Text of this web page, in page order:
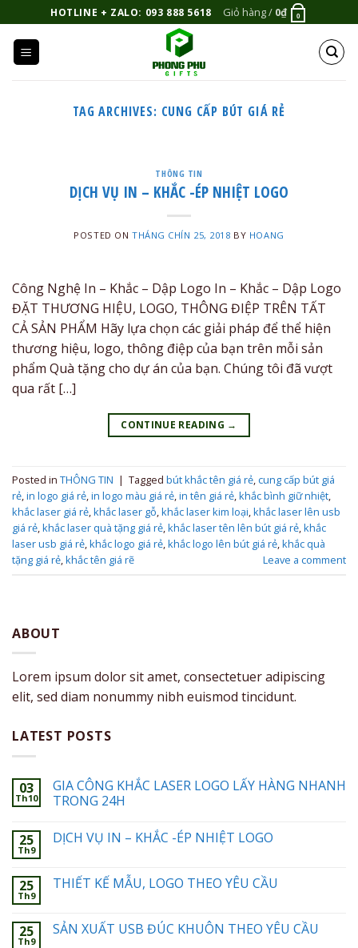
qua
dung
HOTLINE + ZALO: 093 888 5618 Giỏ hàng / 0₫ 0
TAG ARCHIVES: CUNG CẤP BÚT GIÁ RẺ
THÔNG TIN
DỊCH VỤ IN – KHẮC -ÉP NHIỆT LOGO
POSTED ON THÁNG CHÍN 25, 2018 BY HOANG
Công Nghệ In – Khắc – Dập Logo In – Khắc – Dập Logo
ĐẶT THƯƠNG HIỆU, LOGO, THÔNG ĐIỆP TRÊN TẤT
CẢ SẢN PHẨM Hãy lựa chọn các giải pháp để thể hiện
thương hiệu, logo, thông điệp của bạn trên mỗi sản
phẩm Quà tặng cho dự án của bạn. Chúng tôi đã vượt
qua rất […]
CONTINUE READING →
Posted in THÔNG TIN | Tagged bút khắc tên giá rẻ,cung cấp bút giá
rẻ,in logo giá rẻ,in logo màu giá rẻ,in tên giá rẻ,khắc bình giữ nhiệt,
khắc laser giá rẻ,khắc laser gỗ,khắc laser kim loại,khắc laser lên usb
giá rẻ,khắc laser quà tặng giá rẻ,khắc laser tên lên bút giá rẻ,khắc
laser usb giá rẻ,khắc logo giá rẻ,khắc logo lên bút giá rẻ,khắc quà
tặng giá rẻ,khắc tên giá rẽ Leave a comment
ABOUT
Lorem ipsum dolor sit amet, consectetuer adipiscing
elit, sed diam nonummy nibh euismod tincidunt.
LATEST POSTS
03
Th10
GIA CÔNG KHẮC LASER LOGO LẤY HÀNG NHANH
TRONG 24H
25
Th9
DỊCH VỤ IN – KHẮC -ÉP NHIỆT LOGO
25
Th9
THIẾT KẾ MẪU, LOGO THEO YÊU CẦU
25
Th9
SẢN XUẤT USB ĐÚC KHUÔN THEO YÊU CẦU